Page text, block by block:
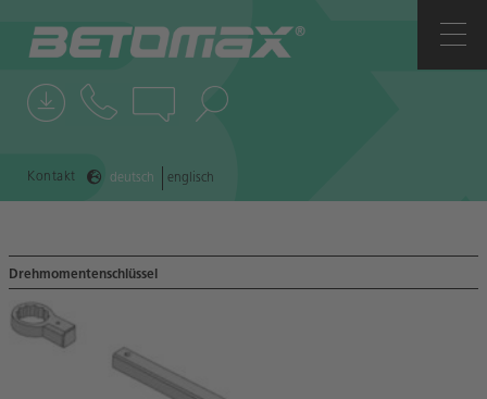
Kontakt deutsch englisch
UNTERNEHMEN
ANSPRECHPARTNER
NEWS
Drehmomentenschlüssel